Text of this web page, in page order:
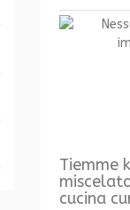
Tiemme
cucina